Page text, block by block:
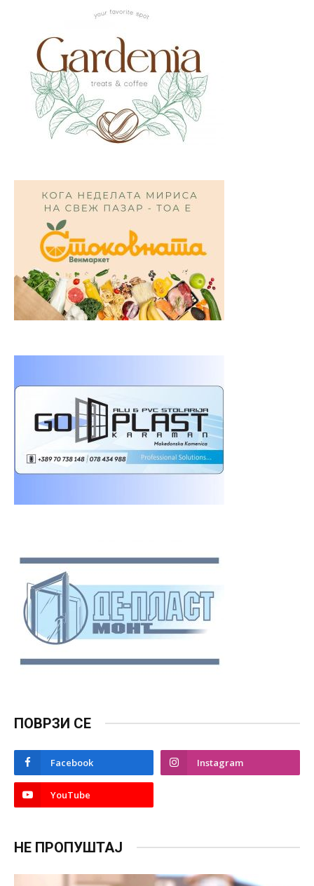
ПОВРЗИ СЕ
Facebook Instagram
YouTube
НЕ ПРОПУШТАЈ